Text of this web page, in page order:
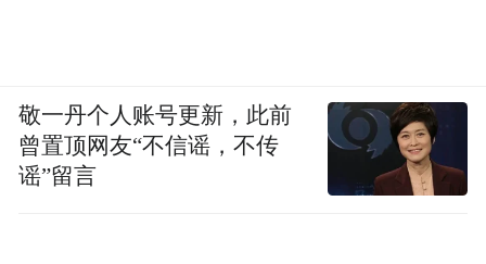
敬一丹个人账号更新，此前
曾置顶网友“不信谣，不传
谣”留言